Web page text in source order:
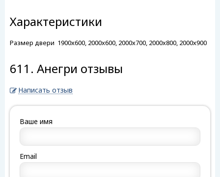
Характеристики
Размер двери 1900x600, 2000x600, 2000x700, 2000x800, 2000x900
611. Анегри отзывы
Написать отзыв
Ваше имя
Email